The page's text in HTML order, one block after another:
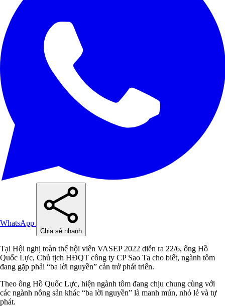
WhatsApp
Chia sẻ nhanh
Tại Hội nghị toàn thể hội viên VASEP 2022 diễn ra 22/6, ông Hồ
Quốc Lực, Chủ tịch HĐQT công ty CP Sao Ta cho biết, ngành tôm
đang gặp phải “ba lời nguyền” cản trở phát triển.
Theo ông Hồ Quốc Lực, hiện ngành tôm đang chịu chung cùng với
các ngành nông sản khác “ba lời nguyền” là manh mún, nhỏ lẻ và tự
phát.